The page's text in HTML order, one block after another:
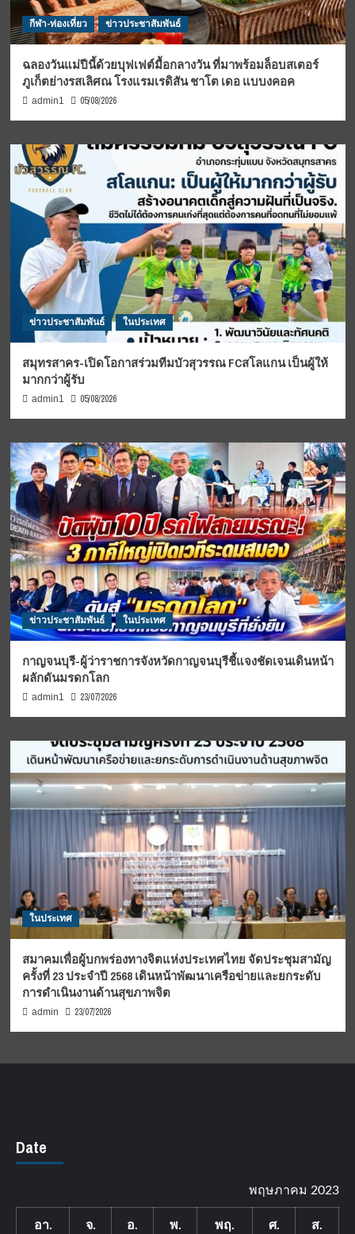
กีฬา-ท่องเที่ยว ข่าวประชาสัมพันธ์
ฉลองวันแม่ปีนี้ด้วยบุฟเฟต์มื้อกลางวัน ที่มาพร้อมล็อบสเตอร์
ภูเก็ตย่างรสเลิศณ โรงแรมเรดิสัน ชาโต เดอ แบบงคอค
admin1 05/08/2026
ข่าวประชาสัมพันธ์ ในประเทศ
สมุทรสาคร-เปิดโอกาสร่วมทีมบัวสุวรรณ FCสโลแกน เป็นผู้ให้
มากกว่าผู้รับ
admin1 05/08/2026
ข่าวประชาสัมพันธ์ ในประเทศ
กาญจนบุรี-ผู้ว่าราชการจังหวัดกาญจนบุรีชี้แจงชัดเจนเดินหน้า
ผลักดันมรดกโลก
admin1 23/07/2026
ในประเทศ
สมาคมเพื่อผู้บกพร่องทางจิตแห่งประเทศไทย จัดประชุมสามัญ
ครั้งที่ 23 ประจำปี 2568 เดินหน้าพัฒนาเครือข่ายและยกระดับ
การดำเนินงานด้านสุขภาพจิต
admin 23/07/2026
Date
พฤษภาคม 2023
อา. จ. อ. พ. พฤ. ศ. ส.